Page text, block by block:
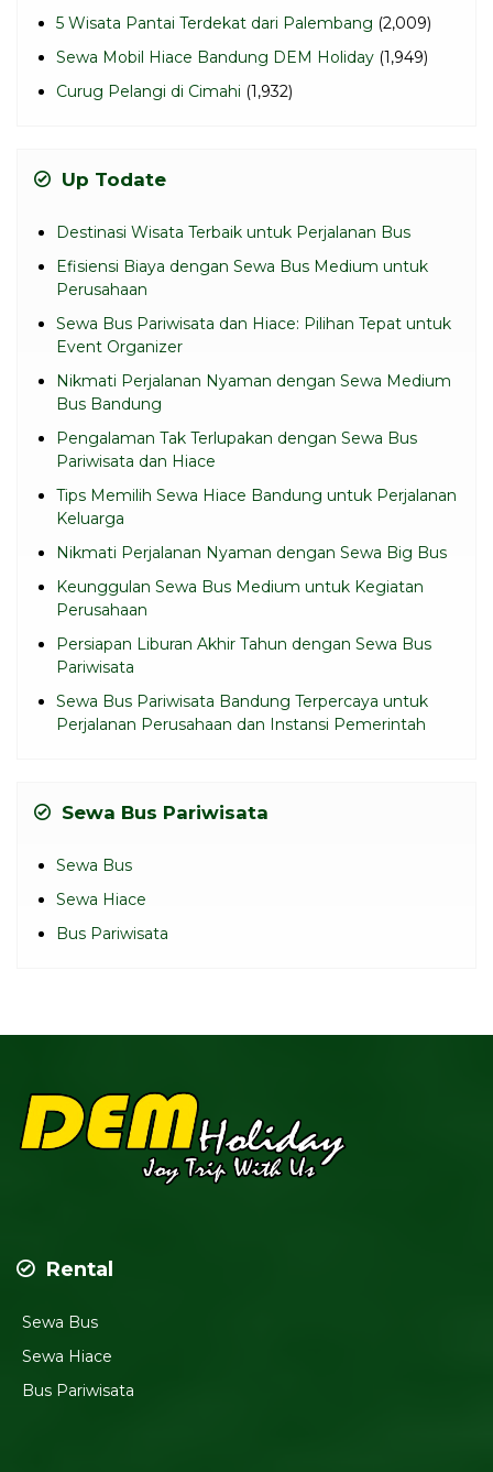
5 Wisata Pantai Terdekat dari Palembang (2,009)
Sewa Mobil Hiace Bandung DEM Holiday (1,949)
Curug Pelangi di Cimahi (1,932)
Up Todate
Destinasi Wisata Terbaik untuk Perjalanan Bus
Efisiensi Biaya dengan Sewa Bus Medium untuk
Perusahaan
Sewa Bus Pariwisata dan Hiace: Pilihan Tepat untuk
Event Organizer
Nikmati Perjalanan Nyaman dengan Sewa Medium
Bus Bandung
Pengalaman Tak Terlupakan dengan Sewa Bus
Pariwisata dan Hiace
Tips Memilih Sewa Hiace Bandung untuk Perjalanan
Keluarga
Nikmati Perjalanan Nyaman dengan Sewa Big Bus
Keunggulan Sewa Bus Medium untuk Kegiatan
Perusahaan
Persiapan Liburan Akhir Tahun dengan Sewa Bus
Pariwisata
Sewa Bus Pariwisata Bandung Terpercaya untuk
Perjalanan Perusahaan dan Instansi Pemerintah
Sewa Bus Pariwisata
Sewa Bus
Sewa Hiace
Bus Pariwisata
Rental
Sewa Bus
Sewa Hiace
Bus Pariwisata